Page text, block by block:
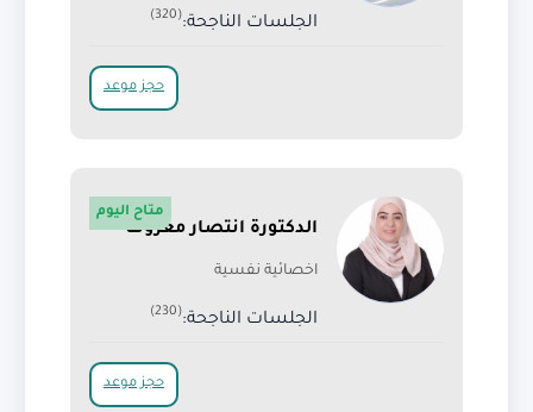
الجلسات الناجحة:(320)
حجز موعد
الدكتورة انتصار معروف
اخصائية نفسية
الجلسات الناجحة:(230)
متاح اليوم
حجز موعد